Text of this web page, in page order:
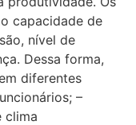
capacidade de
nível de
Dessa forma,
diferentes
–
clima